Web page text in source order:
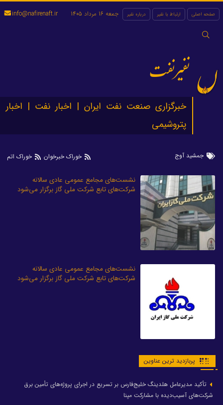
صفحه اصلی ارتباط با نفیر درباره نفیر
جستجو
جمعه 16 مرداد 1405 info@nafirenaft.ir
نفیرنفت
خبرگزاری صنعت نفت ایران | اخبار نفت | اخبار
پتروشیمی
جمشید آوج خوراک خبرخوان خوراک اتم
نشست‌های مجامع عمومی عادی سالانه
شرکت‌های تابع شرکت ملی گاز برگزار می‌شود
نشست‌های مجامع عمومی عادی سالانه
شرکت‌های تابع شرکت ملی گاز برگزار می‌شود
پربازدید ترین عناوین
تأکید مدیرعامل هلدینگ خلیج‌فارس بر تسریع در اجرای پروژه‌های تأمین برق
شرکت‌های آسیب‌دیده با مشارکت مپنا